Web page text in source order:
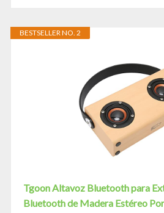
BESTSELLER NO. 2
Tgoon Altavoz Bluetooth para
Bluetooth de Madera Estéreo